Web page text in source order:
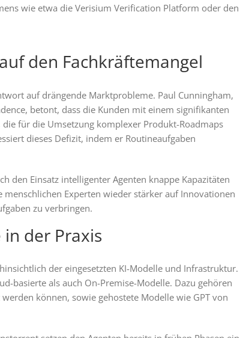
wie etwa die Verisium Verification Platform oder den
den Fachkräftemangel
auf drängende Marktprobleme. Paul Cunningham,
betont, dass die Kunden mit einem signifikanten
für die Umsetzung komplexer Produkt-Roadmaps
dieses Defizit, indem er Routineaufgaben
den Einsatz intelligenter Agenten knappe Kapazitäten
Experten wieder stärker auf Innovationen
zu verbringen.
der Praxis
der eingesetzten KI-Modelle und Infrastruktur.
basierte als auch On-Premise-Modelle. Dazu gehören
können, sowie gehostete Modelle wie GPT von